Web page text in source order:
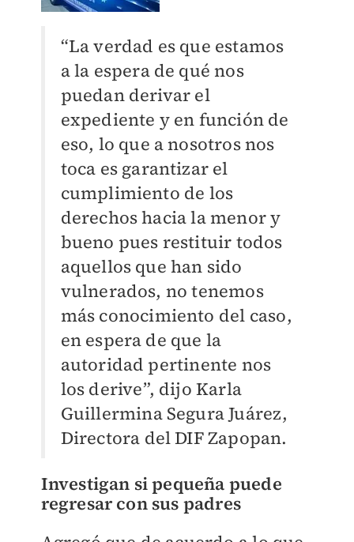
“La verdad es que estamos
a la espera de qué nos
puedan derivar el
expediente y en función de
eso, lo que a nosotros nos
toca es garantizar el
cumplimiento de los
derechos hacia la menor y
bueno pues restituir todos
aquellos que han sido
vulnerados, no tenemos
más conocimiento del caso,
en espera de que la
autoridad pertinente nos
los derive”, dijo Karla
Guillermina Segura Juárez,
Directora del DIF Zapopan.
Investigan si pequeña puede
regresar con sus padres